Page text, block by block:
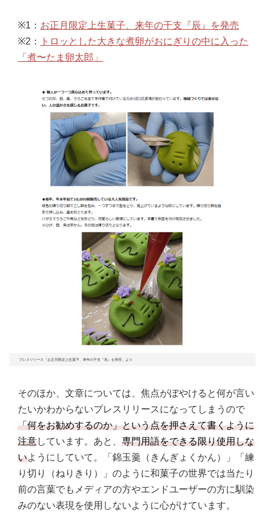
※1： お正月限定上生菓子、来年の干支『辰』を発売
※2：
トロッとした大きな煮卵がおにぎりの中に入った
「煮〜たま卵太郎」
プレスリリース「お正月限定上生菓子、来年の干支『辰』を発売」より
そのほか、文章については、焦点がぼやけると何が言い
たいかわからないプレスリリースになってしまうので
「何をお勧めするのか」という点を押さえて書くように
注意しています。あと、 専門用語をできる限り使用しな
いようにしていて。「錦玉羹（きんぎょくかん）」「練
り切り（ねりきり）」のように和菓子の世界では当たり
前の言葉でもメディアの方やエンドユーザーの方に馴染
みのない表現を使用しないように心がけています。